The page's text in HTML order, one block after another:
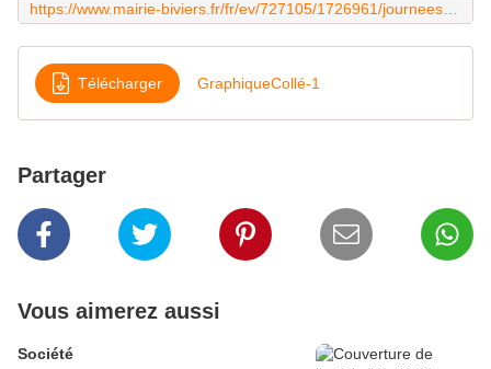
Télécharger GraphiqueCollé-1
Partager
Vous aimerez aussi
Société